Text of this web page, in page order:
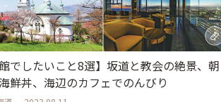
館でしたいこと8選】坂道と教会の絶景、朝
鮮丼、海辺のカフェでのんびり